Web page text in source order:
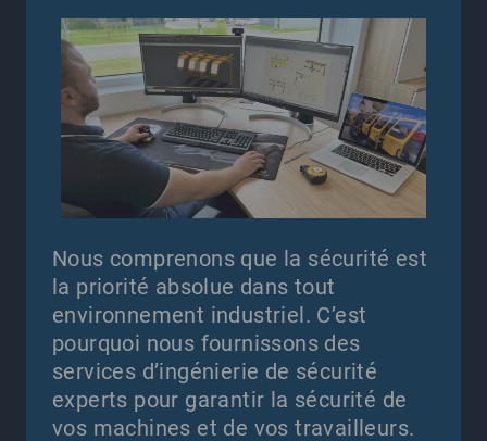
Nous comprenons que la sécurité est
la priorité absolue dans tout
environnement industriel. C’est
pourquoi nous fournissons des
services d’ingénierie de sécurité
experts pour garantir la sécurité de
vos machines et de vos travailleurs.